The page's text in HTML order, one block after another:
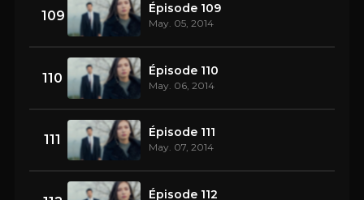
109 Épisode 109
May. 05, 2014
110 Épisode 110
May. 06, 2014
111 Épisode 111
May. 07, 2014
Épisode 112